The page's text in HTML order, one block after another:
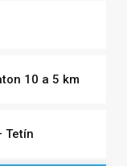
10 a 5 km
Tetín